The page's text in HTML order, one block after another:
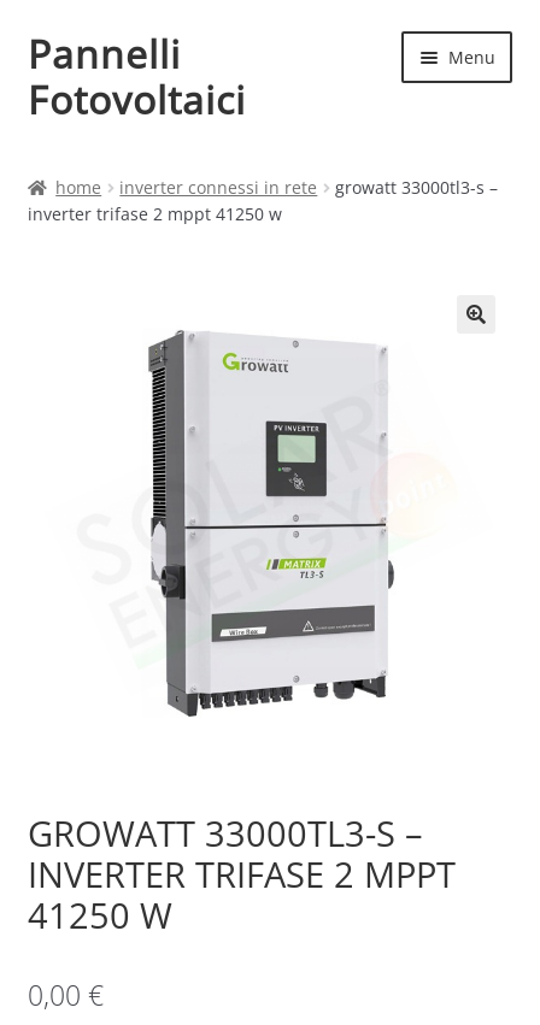
Vai
alla
navigazione
Vai
al
contenuto
Pannelli
Fotovoltaici
Menu
Cart
home inverter connessi in rete
growatt 33000tl3-s –
inverter trifase 2 mppt 41250 w
GROWATT 33000TL3-S –
INVERTER TRIFASE 2 MPPT
41250 W
0,00 €